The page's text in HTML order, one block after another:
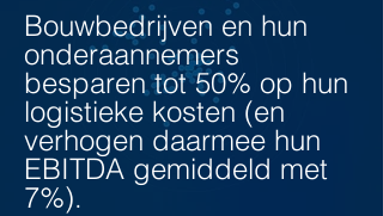
Bouwbedrijven en hun
onderaannemers
besparen tot 50% op hun
logistieke kosten (en
verhogen daarmee hun
EBITDA gemiddeld met
7%).